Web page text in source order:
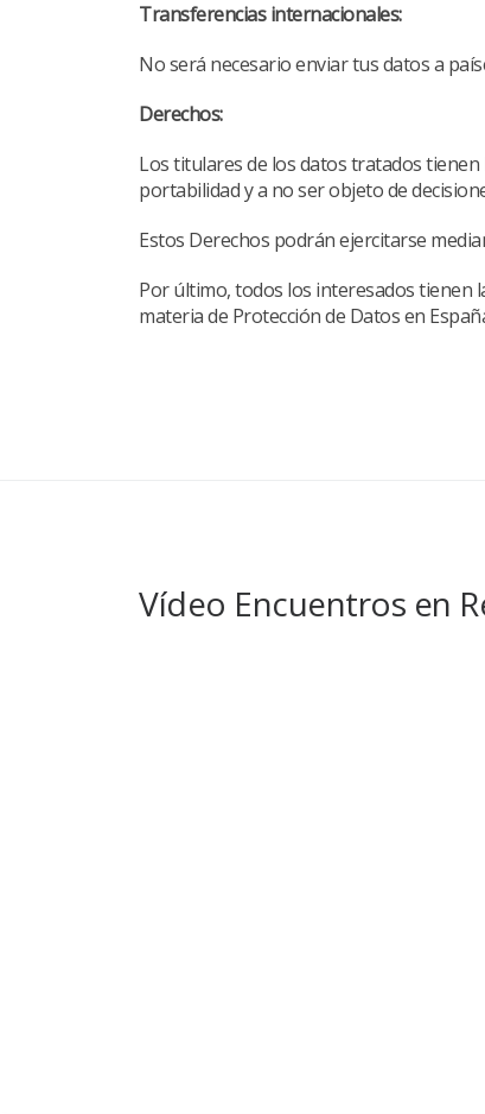
Transferencias internacionales:
No será necesario enviar tus datos a
Derechos:
Los titulares de los datos tratados
portabilidad y a no ser objeto de
Estos Derechos podrán ejercitarse
Por último, todos los interesados tienen
materia de Protección de Datos en
Vídeo Encuentros en